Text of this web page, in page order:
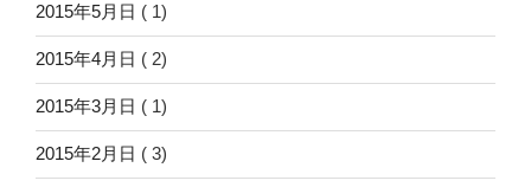
2015年5月日 ( 1)
2015年4月日 ( 2)
2015年3月日 ( 1)
2015年2月日 ( 3)